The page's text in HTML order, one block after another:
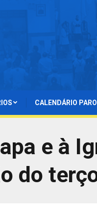
CALENDÁRIO
e à
do